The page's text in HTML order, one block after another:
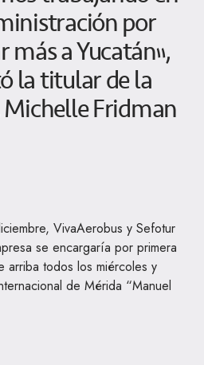
por
más a Yucatán”,
la titular de la
Fridman
VivaAerobus y Sefotur
se encargaría por primera
arriba todos los miércoles y
de Mérida “Manuel